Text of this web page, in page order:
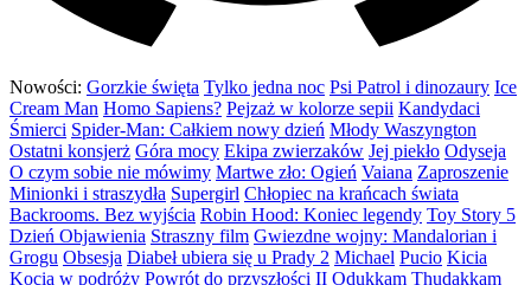
Nowości: Gorzkie święta Tylko jedna noc Psi Patrol i dinozaury Ice
Cream Man Homo Sapiens? Pejzaż w kolorze sepii Kandydaci
Śmierci Spider-Man: Całkiem nowy dzień Młody Waszyngton
Ostatni konsjerż Góra mocy Ekipa zwierzaków Jej piekło Odyseja
O czym sobie nie mówimy Martwe zło: Ogień Vaiana Zaproszenie
Minionki i straszydła Supergirl Chłopiec na krańcach świata
Backrooms. Bez wyjścia Robin Hood: Koniec legendy Toy Story 5
Dzień Objawienia Straszny film Gwiezdne wojny: Mandalorian i
Grogu Obsesja Diabeł ubiera się u Prady 2 Michael Pucio Kicia
Kocia w podróży Powrót do przyszłości II Odukkam Thudakkam